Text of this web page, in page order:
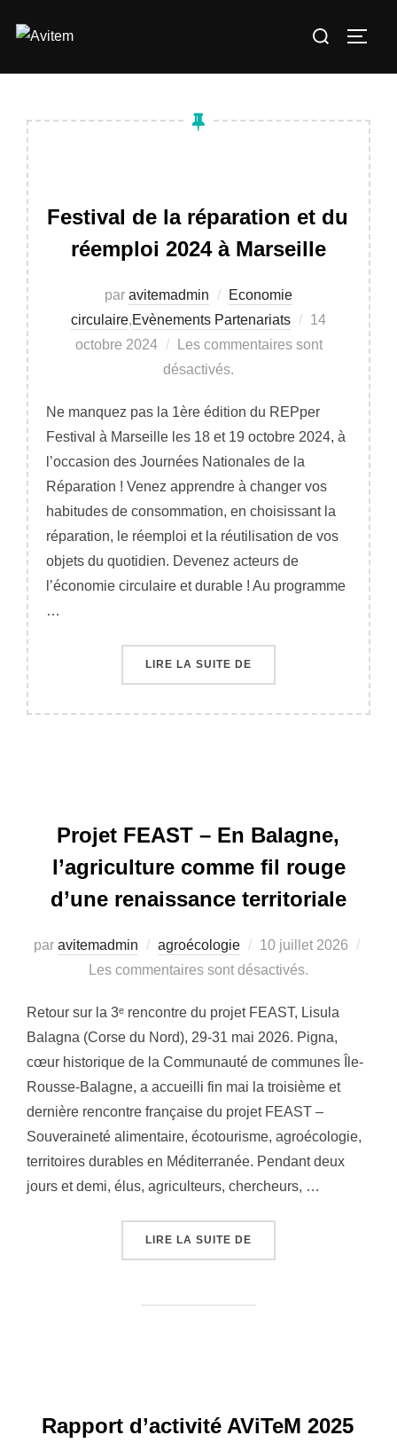
Rechercher :
Festival de la réparation et du
réemploi 2024 à Marseille
par avitemadmin
Economie
circulaire,Evènements Partenariats
Publié
le
14
octobre 2024
Les commentaires sont
désactivés.
Ne manquez pas la 1ère édition du REPper
Festival à Marseille les 18 et 19 octobre 2024, à
l’occasion des Journées Nationales de la
Réparation ! Venez apprendre à changer vos
habitudes de consommation, en choisissant la
réparation, le réemploi et la réutilisation de vos
objets du quotidien. Devenez acteurs de
l’économie circulaire et durable ! Au programme
…
LIRE LA SUITE DE « FESTIVAL DE LA
Projet FEAST – En Balagne,
l’agriculture comme fil rouge
d’une renaissance territoriale
par avitemadmin agroécologie
Publié
le
10 juillet 2026
Les commentaires sont désactivés.
Retour sur la 3ᵉ rencontre du projet FEAST, Lisula
Balagna (Corse du Nord), 29-31 mai 2026. Pigna,
cœur historique de la Communauté de communes Île-
Rousse-Balagne, a accueilli fin mai la troisième et
dernière rencontre française du projet FEAST –
Souveraineté alimentaire, écotourisme, agroécologie,
territoires durables en Méditerranée. Pendant deux
jours et demi, élus, agriculteurs, chercheurs, …
LIRE LA SUITE DE
Rapport d’activité AViTeM 2025